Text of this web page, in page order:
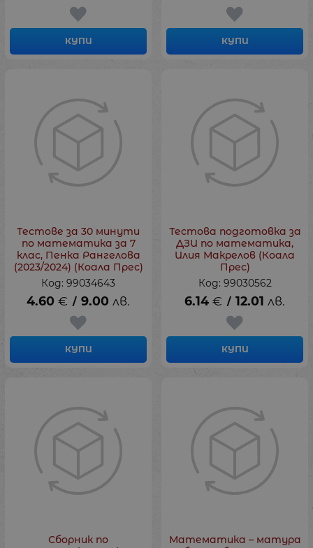
КУПИ КУПИ
Тестове за 30 минути
по математика за 7
клас, Пенка Рангелова
(2023/2024) (Коала Прес)
Код: 99034643
4.60 € / 9.00 лв.
КУПИ
Тестова подготовка за
ДЗИ по математика,
Илия Макрелов (Коала
Прес)
Код: 99030562
6.14 € / 12.01 лв.
КУПИ
Сборник по
Математика – матура